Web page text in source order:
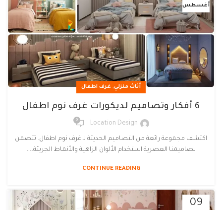
أغسطس
أثاث منزلي, غرف اطفال
6 أفكار وتصاميم لديكورات غرف نوم اطفال
Location Design
0
اكتشف مجموعة رائعة من التصاميم الحديثة لـ غرف نوم اطفال. تتضمن
تصاميمنا العصرية استخدام الألوان الزاهية والأنماط الجريئة،...
CONTINUE READING
09